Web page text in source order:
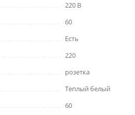
220 В
60
Есть
220
розетка
Теплый белый
60